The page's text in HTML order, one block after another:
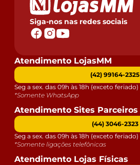
Siga-nos nas redes sociais
Atendimento LojasMM
(42) 99164-2325
Seg a sex. das 09h às 18h (exceto feriado)
*Somente WhatsApp
Atendimento Sites Parceiros
(44) 3046-2323
Seg a sex. das 09h às 18h (exceto feriado)
*Somente ligações telefônicas
Atendimento Lojas Físicas